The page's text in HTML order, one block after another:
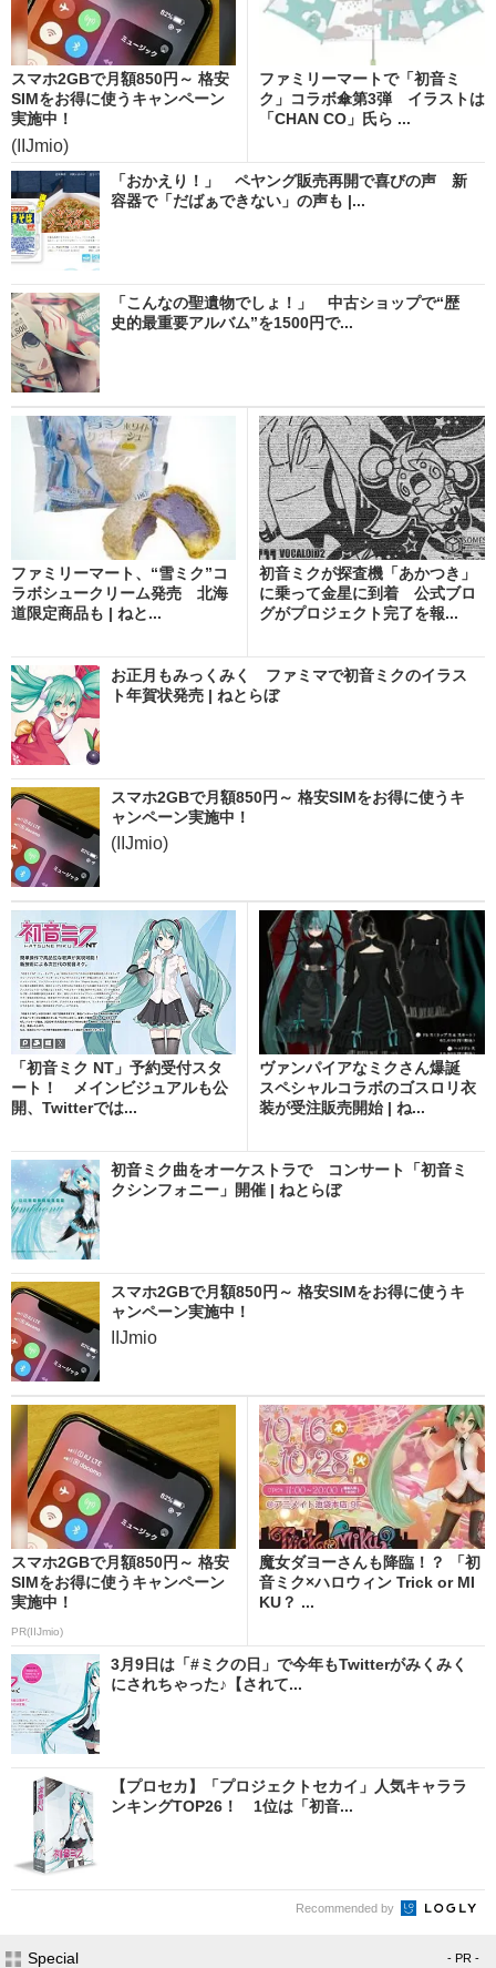
スマホ2GBで月額850円～ 格安
SIMをお得に使うキャンペーン
実施中！
(IIJmio)
ファミリーマートで「初音ミ
ク」コラボ傘第3弾 イラストは
「CHAN CO」氏ら ...
「おかえり！」 ペヤング販売再開で喜びの声 新
容器で「だばぁできない」の声も |...
「こんなの聖遺物でしょ！」 中古ショップで“歴
史的最重要アルバム”を1500円で...
ファミリーマート、“雪ミク”コ
ラボシュークリーム発売 北海
道限定商品も | ねと...
初音ミクが探査機「あかつき」
に乗って金星に到着 公式ブロ
グがプロジェクト完了を報...
お正月もみっくみく ファミマで初音ミクのイラス
ト年賀状発売 | ねとらぼ
スマホ2GBで月額850円～ 格安SIMをお得に使うキ
ャンペーン実施中！
(IIJmio)
「初音ミク NT」予約受付スタ
ート！ メインビジュアルも公
開、Twitterでは...
ヴァンパイアなミクさん爆誕
スペシャルコラボのゴスロリ衣
装が受注販売開始 | ね...
初音ミク曲をオーケストラで コンサート「初音ミ
クシンフォニー」開催 | ねとらぼ
スマホ2GBで月額850円～ 格安SIMをお得に使うキ
ャンペーン実施中！
IIJmio
スマホ2GBで月額850円～ 格安
SIMをお得に使うキャンペーン
実施中！
PR(IIJmio)
魔女ダヨーさんも降臨！？ 「初
音ミク×ハロウィン Trick or MI
KU？ ...
3月9日は「#ミクの日」で今年もTwitterがみくみく
にされちゃった♪【されて...
【プロセカ】「プロジェクトセカイ」人気キャララ
ンキングTOP26！ 1位は「初音...
Recommended by
Special - PR -